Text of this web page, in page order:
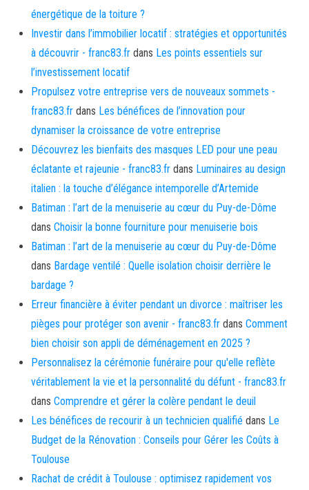
énergétique de la toiture ?
Investir dans l’immobilier locatif : stratégies et opportunités
à découvrir - franc83.fr dans Les points essentiels sur
l’investissement locatif
Propulsez votre entreprise vers de nouveaux sommets -
franc83.fr dans Les bénéfices de l’innovation pour
dynamiser la croissance de votre entreprise
Découvrez les bienfaits des masques LED pour une peau
éclatante et rajeunie - franc83.fr dans Luminaires au design
italien : la touche d’élégance intemporelle d’Artemide
Batiman : l’art de la menuiserie au cœur du Puy-de-Dôme
dans Choisir la bonne fourniture pour menuiserie bois
Batiman : l’art de la menuiserie au cœur du Puy-de-Dôme
dans Bardage ventilé : Quelle isolation choisir derrière le
bardage ?
Erreur financière à éviter pendant un divorce : maîtriser les
pièges pour protéger son avenir - franc83.fr dans Comment
bien choisir son appli de déménagement en 2025 ?
Personnalisez la cérémonie funéraire pour qu'elle reflète
véritablement la vie et la personnalité du défunt - franc83.fr
dans Comprendre et gérer la colère pendant le deuil
Les bénéfices de recourir à un technicien qualifié dans Le
Budget de la Rénovation : Conseils pour Gérer les Coûts à
Toulouse
Rachat de crédit à Toulouse : optimisez rapidement vos